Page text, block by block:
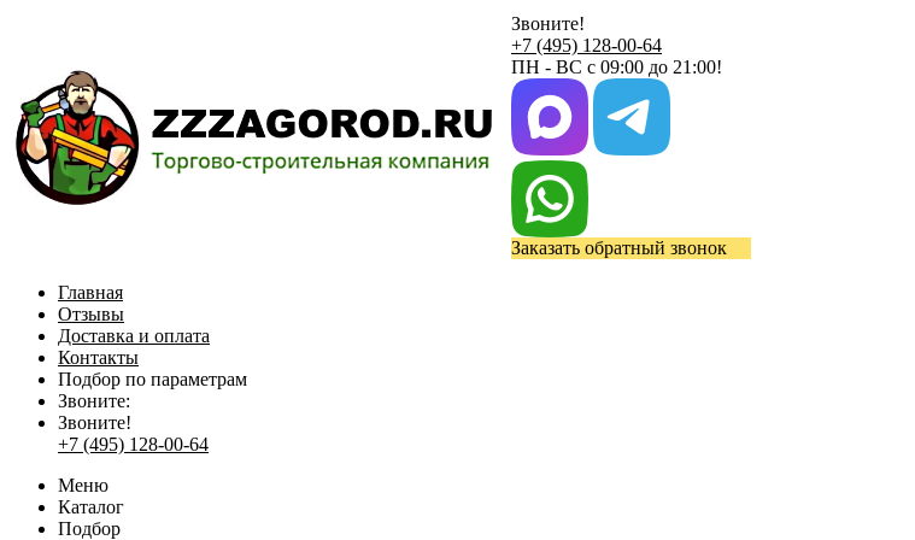
Звоните!
+7 (495) 128-00-64
ПН - ВС с 09:00 до 21:00!
Заказать обратный звонок
Главная
Отзывы
Доставка и оплата
Контакты
Подбор по параметрам
Звоните:
Звоните!
+7 (495) 128-00-64
Меню
Каталог
Подбор